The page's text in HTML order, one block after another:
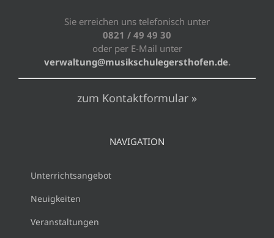
Sie erreichen uns telefonisch unter
0821 / 49 49 30
oder per E-Mail unter
verwaltung@musikschulegersthofen.de.
zum Kontaktformular »
NAVIGATION
Unterrichtsangebot
Neuigkeiten
Veranstaltungen